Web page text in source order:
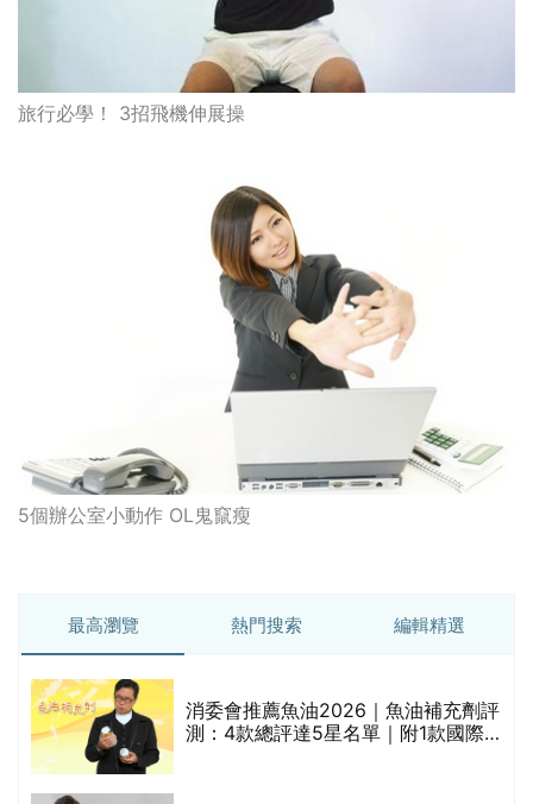
旅行必學！ 3招飛機伸展操
5個辦公室小動作 OL鬼竄瘦
最高瀏覽 熱門搜索 編輯精選
消委會推薦魚油2026｜魚油補充劑評
測：4款總評達5星名單｜附1款國際